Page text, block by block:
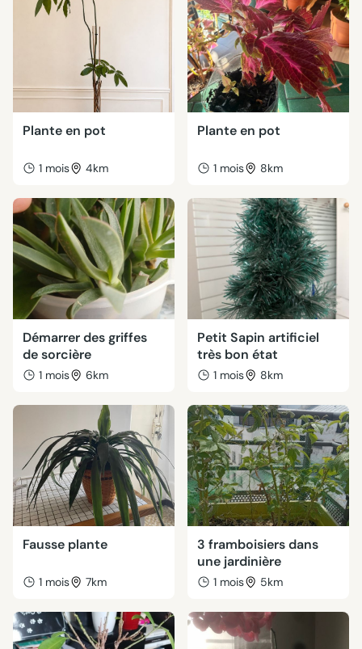
Plante en pot
1 mois 4km
Plante en pot
1 mois 8km
Démarrer des griffes
de sorcière
1 mois 6km
Petit Sapin artificiel
très bon état
1 mois 8km
Fausse plante
1 mois 7km
3 framboisiers dans
une jardinière
1 mois 5km